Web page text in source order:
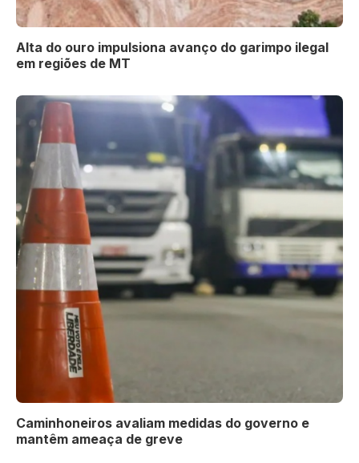
Alta do ouro impulsiona avanço do garimpo ilegal
em regiões de MT
Caminhoneiros avaliam medidas do governo e
mantêm ameaça de greve